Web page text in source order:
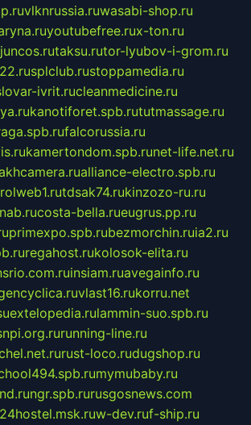
vlknrussia.ruwasabi-shop.ru
youtubefree.rux-ton.ru
taksu.rutor-lyubov-i-grom.ru
splclub.rustoppamedia.ru
ivrit.rucleanmedicine.ru
kanotiforet.spb.rututmassage.ru
falcorussia.ru
kamertondom.spb.runet-life.net.ru
alliance-electro.spb.ru
tdsak74.rukinzozo-ru.ru
costa-bella.rueugrus.pp.ru
primexpo.spb.rubezmorchin.ruia2.ru
regahost.rukolosok-elita.ru
insiam.ruavegainfo.ru
vlast16.rukorru.net
extelopedia.rulammin-suo.spb.ru
running-line.ru
rust-loco.rudugshop.ru
mymubaby.ru
ngr.spb.rurusgosnews.com
24hostel.msk.ruw-dev.ruf-ship.ru